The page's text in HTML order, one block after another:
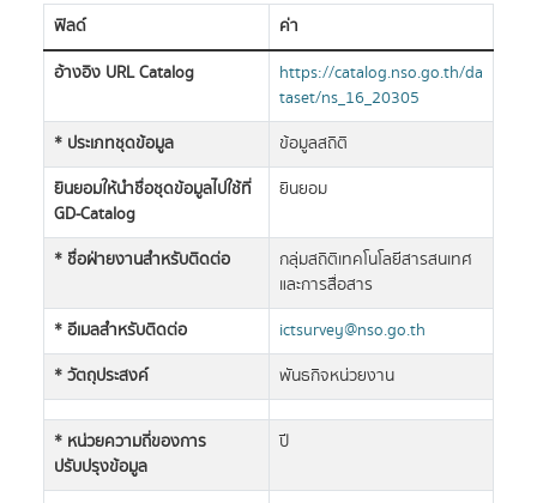
ฟิลด์
ค่า
อ้างอิง URL Catalog
https://catalog.nso.go.th/da
taset/ns_16_20305
* ประเภทชุดข้อมูล
ข้อมูลสถิติ
ยินยอมให้นำชื่อชุดข้อมูลไปใช้ที่
GD-Catalog
ยินยอม
* ชื่อฝ่ายงานสำหรับติดต่อ
กลุ่มสถิติเทคโนโลยีสารสนเทศ
และการสื่อสาร
* อีเมลสำหรับติดต่อ
ictsurvey@nso.go.th
* วัตถุประสงค์
พันธกิจหน่วยงาน
* หน่วยความถี่ของการ
ปรับปรุงข้อมูล
ปี